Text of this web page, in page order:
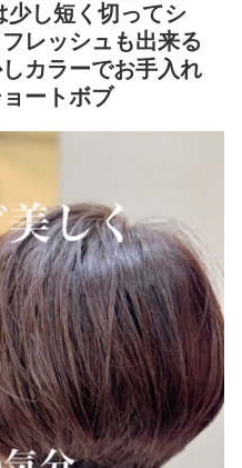
少し短く切ってシ
レッシュも出来る
カラーでお手入れ
ートボブ